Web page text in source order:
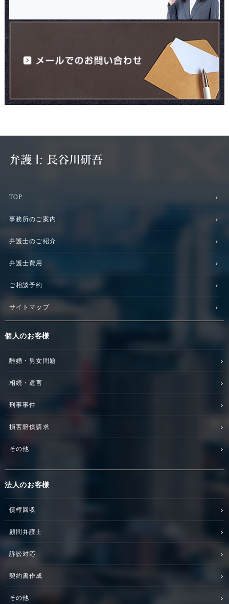
TOP
事務所のご案内
弁護士のご紹介
弁護士費用
ご相談予約
サイトマップ
個人のお客様
離婚・男女問題
相続・遺言
刑事事件
損害賠償請求
その他
法人のお客様
債権回収
顧問弁護士
訴訟対応
契約書作成
その他